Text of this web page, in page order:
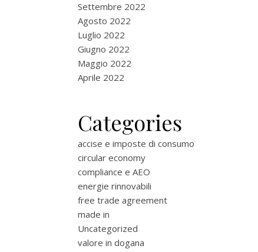
Settembre 2022
Agosto 2022
Luglio 2022
Giugno 2022
Maggio 2022
Aprile 2022
Categories
accise e imposte di consumo
circular economy
compliance e AEO
energie rinnovabili
free trade agreement
made in
Uncategorized
valore in dogana